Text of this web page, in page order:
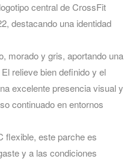
central de CrossFit
destacando una identidad
morado y gris, aportando una
relieve bien definido y el
excelente presencia visual y
continuado en entornos
flexible, este parche es
y a las condiciones